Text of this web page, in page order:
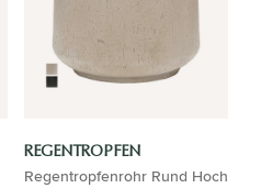
REGENTROPFEN
Regentropfenrohr Rund Hoch